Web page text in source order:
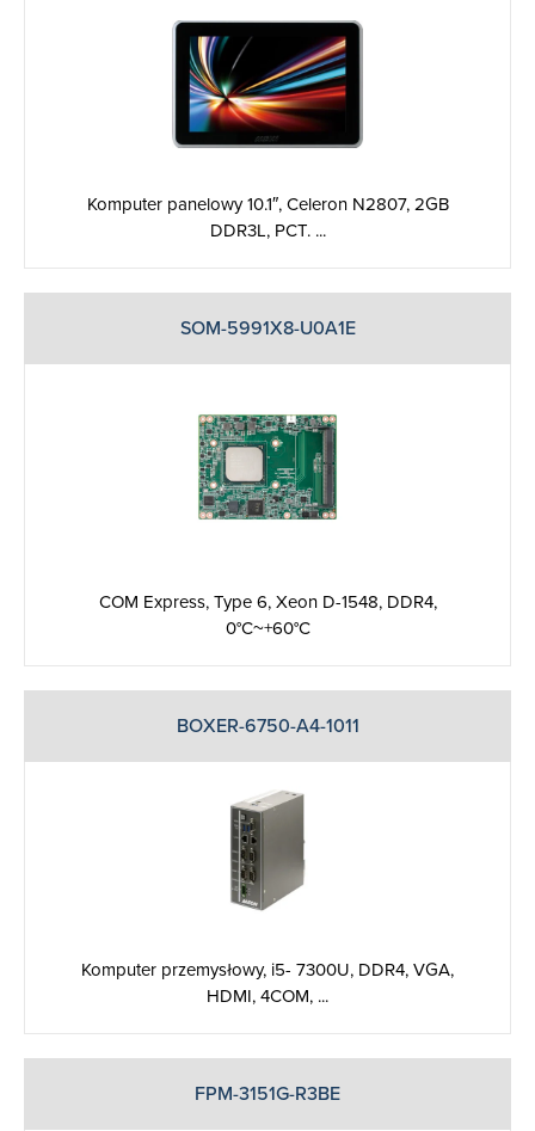
Komputer panelowy 10.1″, Celeron N2807, 2GB
DDR3L, PCT. ...
SOM-5991X8-U0A1E
COM Express, Type 6, Xeon D-1548, DDR4,
0°C~+60°C
BOXER-6750-A4-1011
Komputer przemysłowy, i5- 7300U, DDR4, VGA,
HDMI, 4COM, ...
FPM-3151G-R3BE